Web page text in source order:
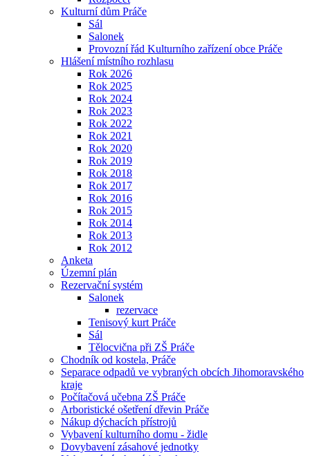
Kulturní dům Práče
Sál
Salonek
Provozní řád Kulturního zařízení obce Práče
Hlášení místního rozhlasu
Rok 2026
Rok 2025
Rok 2024
Rok 2023
Rok 2022
Rok 2021
Rok 2020
Rok 2019
Rok 2018
Rok 2017
Rok 2016
Rok 2015
Rok 2014
Rok 2013
Rok 2012
Anketa
Územní plán
Rezervační systém
Salonek
rezervace
Tenisový kurt Práče
Sál
Tělocvična při ZŠ Práče
Chodník od kostela, Práče
Separace odpadů ve vybraných obcích Jihomoravského
kraje
Počítačová učebna ZŠ Práče
Arboristické ošetření dřevin Práče
Nákup dýchacích přístrojů
Vybavení kulturního domu - židle
Dovybavení zásahové jednotky